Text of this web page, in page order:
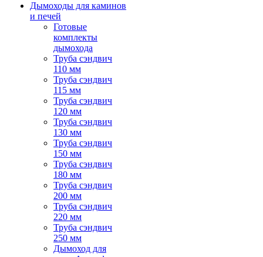
Дымоходы для каминов
и печей
Готовые
комплекты
дымохода
Труба сэндвич
110 мм
Труба сэндвич
115 мм
Труба сэндвич
120 мм
Труба сэндвич
130 мм
Труба сэндвич
150 мм
Труба сэндвич
180 мм
Труба сэндвич
200 мм
Труба сэндвич
220 мм
Труба сэндвич
250 мм
Дымоход для